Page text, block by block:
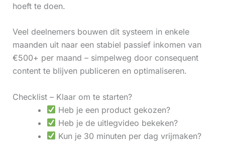
hoeft te doen.
Veel deelnemers bouwen dit systeem in enkele
maanden uit naar een stabiel passief inkomen van
€500+ per maand – simpelweg door consequent
content te blijven publiceren en optimaliseren.
Checklist – Klaar om te starten?
Heb je een product gekozen?
Heb je de uitlegvideo bekeken?
Kun je 30 minuten per dag vrijmaken?